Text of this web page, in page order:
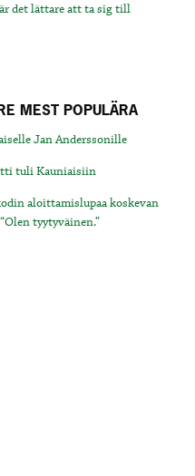
det lättare att ta sig till
MEST POPULÄRA
Jan Anderssonille
tuli Kauniaisiin
aloittamislupaa koskevan
tyytyväinen.”